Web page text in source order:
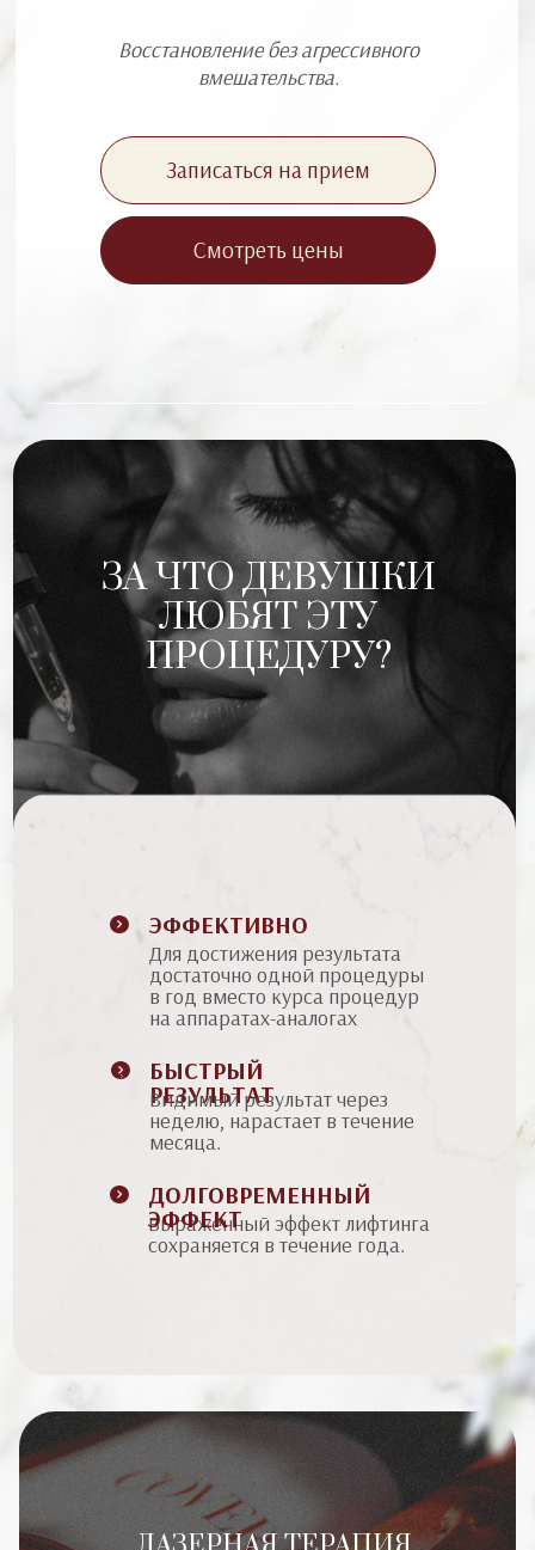
глав.врачом Проскуриной Е.О
Восстановление без агрессивного
вмешательства.
БЫСТРЫЙ
РЕЗУЛЬТАТ
Видимый результат через
неделю, нарастает в течение
месяца.
Для достижения результата
достаточно одной процедуры
в год вместо курса процедур
на аппаратах-аналогах
ЭФФЕКТИВНО
Выраженный эффект лифтинга
сохраняется в течение года.
ДОЛГОВРЕМЕННЫЙ
ЭФФЕКТ
ЗА ЧТО ДЕВУШКИ
ЛЮБЯТ ЭТУ
ПРОЦЕДУРУ?
Записаться на прием
Смотреть цены